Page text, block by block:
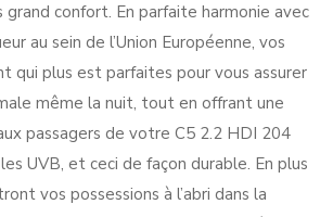
confort. En parfaite harmonie avec
au sein de l’Union Européenne, vos
qui plus est parfaites pour vous assurer
même la nuit, tout en offrant une
passagers de votre C5 2.2 HDI 204
UVB, et ceci de façon durable. En plus
vos possessions à l’abri dans la